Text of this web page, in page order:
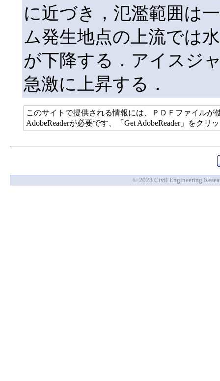
に近づき，氾濫範囲は
ム発生地点の上流では
が下降する．アイスジ
急激に上昇する．
このサイトで提供される情報には、ＰＤＦファイル
AdobeReaderが必要です、「Get AdobeReader」をク
© 2023 Civil Engineering